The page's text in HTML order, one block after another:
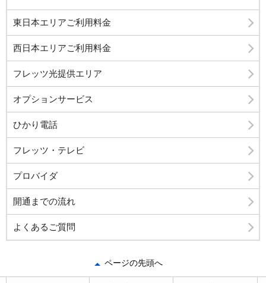
東日本エリアご利用料金
西日本エリアご利用料金
フレッツ光提供エリア
オプションサービス
ひかり電話
フレッツ・テレビ
プロバイダ
開通までの流れ
よくあるご質問
ページの先頭へ